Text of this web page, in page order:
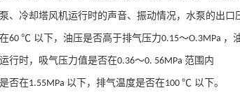
、冷却塔风机运行时的声音、振动情况，水泵的出口
60 ℃ 以下，油压是否高于排气压力0.15～O.3MPa ，
行时，吸气压力值是否在0.36～0. 56MPa 范围内
否在1.55MPa 以下，排气温度是否在100 ℃ 以下。